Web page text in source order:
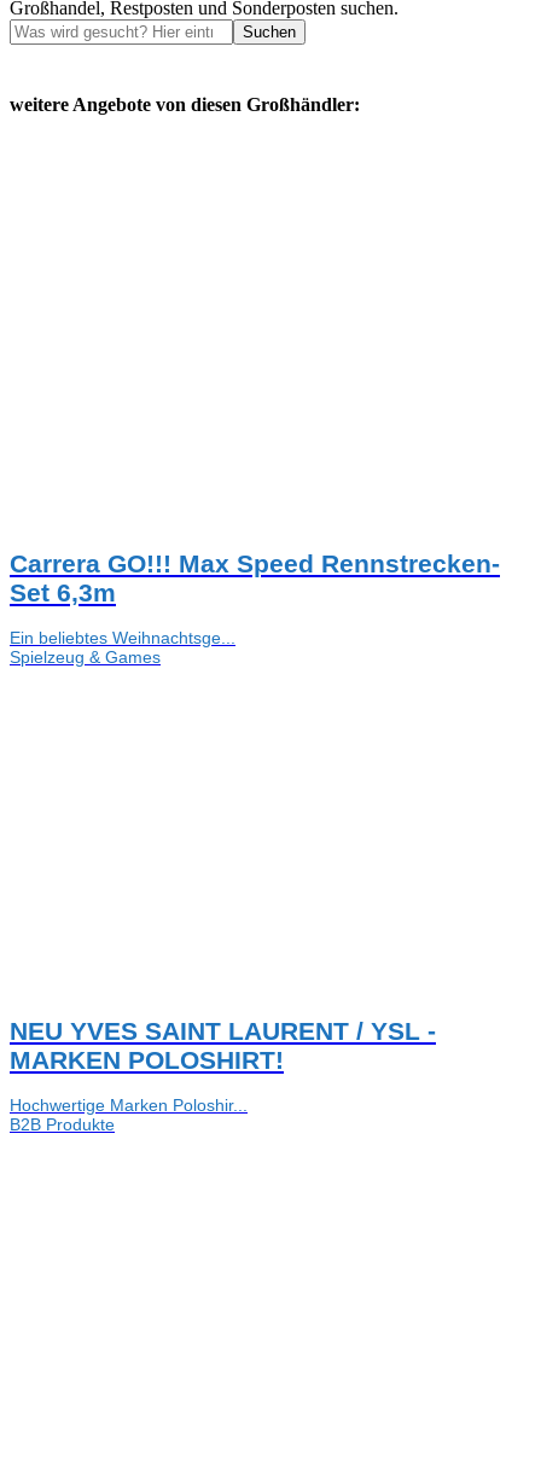
Großhandel, Restposten und Sonderposten suchen.
Suchen
weitere Angebote von diesen Großhändler:
Carrera GO!!! Max Speed Rennstrecken-
Set 6,3m
Ein beliebtes Weihnachtsge...
Spielzeug & Games
NEU YVES SAINT LAURENT / YSL -
MARKEN POLOSHIRT!
Hochwertige Marken Poloshir...
B2B Produkte